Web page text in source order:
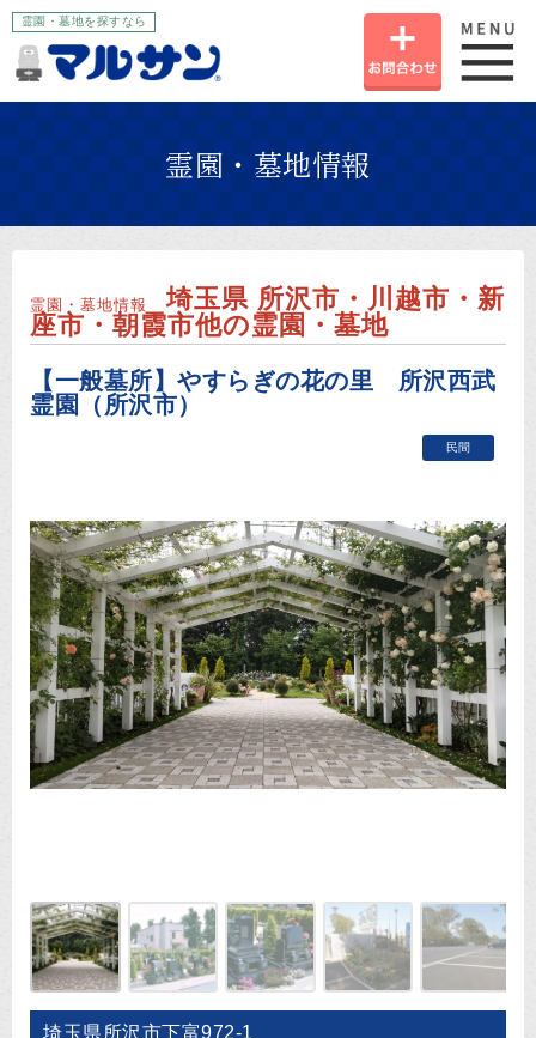
霊園・墓地を探すなら
霊園・墓地情報
霊園・墓地情報
埼玉県 所沢市・川越市・新
座市・朝霞市他の霊園・墓地
【一般墓所】やすらぎの花の里 所沢西武
霊園（所沢市）
民間
埼玉県所沢市下富972-1